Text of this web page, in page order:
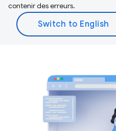
contenir des erreurs.